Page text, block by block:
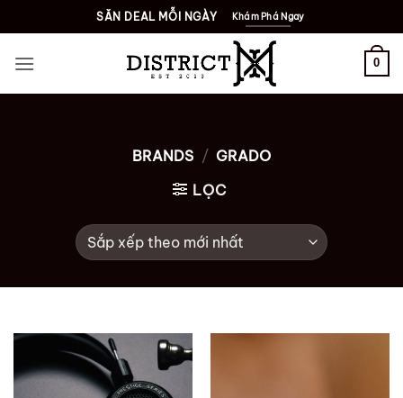
qua
nội
SĂN DEAL MỖI NGÀY Khám Phá Ngay
0
BRANDS / GRADO
LỌC